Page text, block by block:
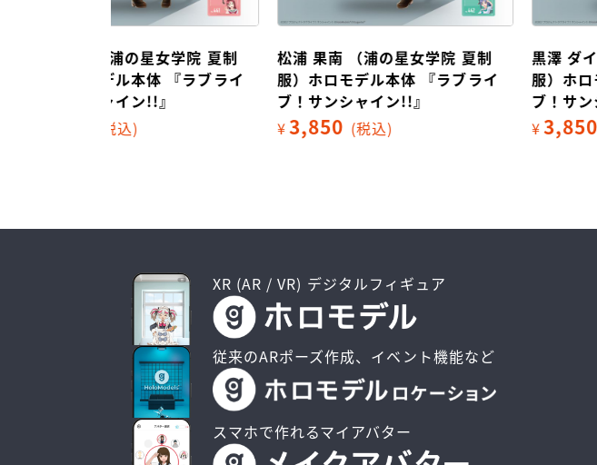
松浦 果南 （浦の星女学院 夏制
服）ホロモデル本体 『ラブライ
ブ！サンシャイン!!』
¥3,850
黒澤 ダイヤ （浦の星女学院 夏制
服）ホロモデル本体 『ラブライ
ブ！サンシャイン!!』
¥3,850
XR (AR / VR) デジタルフィギュア
従来のARポーズ作成、イベント機能など
スマホで作れるマイアバター